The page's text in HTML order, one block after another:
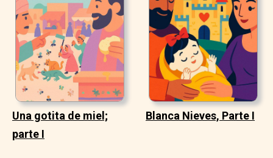
Una gotita de miel;
parte I
Blanca Nieves, Parte I